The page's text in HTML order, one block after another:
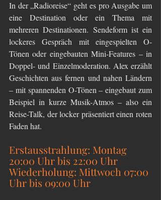
In der „Radioreise“ geht es pro Ausgabe um
eine Destination oder ein Thema mit
mehreren Destinationen. Sendeform ist ein
lockeres Gespräch mit eingespielten O-
Tönen oder eingebauten Mini-Features – in
Doppel- und Einzelmoderation. Alex erzählt
Geschichten aus fernen und nahen Ländern
– mit spannenden O-Tönen – eingebaut zum
Beispiel in kurze Musik-Atmos – also ein
Reise-Talk, der locker präsentiert einen roten
Faden hat.
Erstausstrahlung: Montag
20:00 Uhr bis 22:00 Uhr
Wiederholung: Mittwoch 07:00
Uhr bis 09:00 Uhr